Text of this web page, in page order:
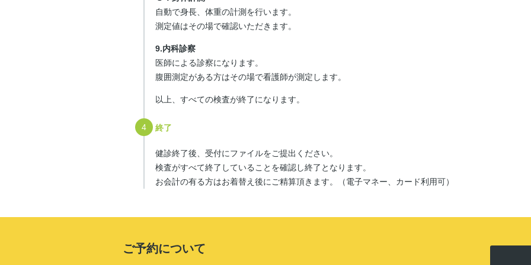
自動で身長、体重の計測を行います。
測定値はその場で確認いただきます。
9.内科診察
医師による診察になります。
腹囲測定がある方はその場で看護師が測定します。
以上、すべての検査が終了になります。
終了
健診終了後、受付にファイルをご提出ください。
検査がすべて終了していることを確認し終了となります。
お会計の有る方はお着替え後にご精算頂きます。（電子マネー、カード利用可）
ご予約について